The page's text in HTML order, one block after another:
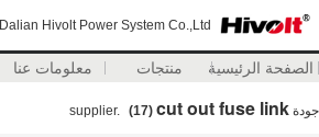
Dalian Hivolt Power System Co.,Ltd.
الصفحة الرئيسية منتجات معلومات عنا
جودة cut out fuse link
(17)